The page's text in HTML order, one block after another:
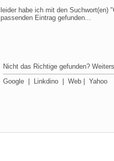
leider habe ich mit den Suchwort(en) "
passenden Eintrag gefunden...
Nicht das Richtige gefunden?
Google
Linkdino Web Yahoo